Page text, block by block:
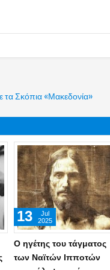
τα Σκόπια «Μακεδονία»
Οι θεωρίες πίσω από
μετακίνηση της
19
Apr
2025